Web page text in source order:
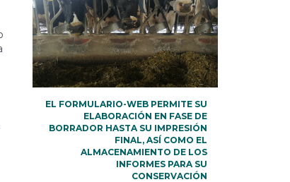
EL FORMULARIO-WEB PERMITE SU
ELABORACIÓN EN FASE DE
BORRADOR HASTA SU IMPRESIÓN
FINAL, ASÍ COMO EL
ALMACENAMIENTO DE LOS
INFORMES PARA SU
CONSERVACIÓN